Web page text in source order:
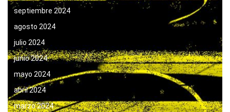
septiembre 2024
agosto 2024
julio 2024
junio 2024
mayo 2024
abril 2024
marzo 2024